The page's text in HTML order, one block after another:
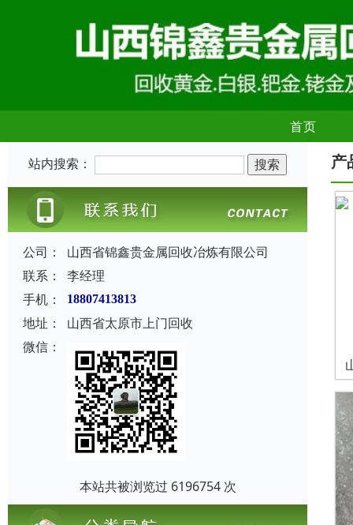
首页
站内搜索：
公司：
山西省锦鑫贵金属回收冶炼有限公司
联系：
李经理
手机：
18807413813
地址：
山西省太原市上门回收
微信：
本站共被浏览过 6196754 次
产